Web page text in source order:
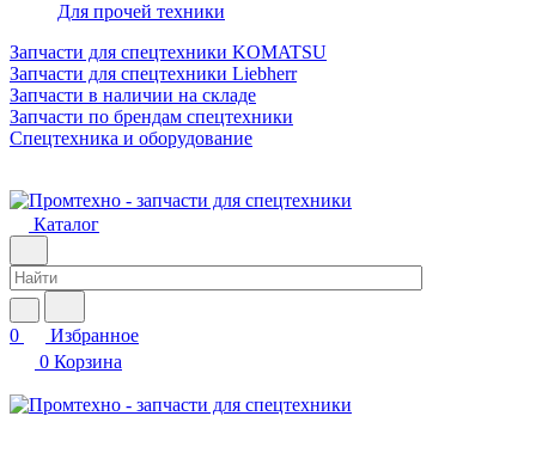
Для прочей техники
Запчасти для спецтехники KOMATSU
Запчасти для спецтехники Liebherr
Запчасти в наличии на складе
Запчасти по брендам спецтехники
Спецтехника и оборудование
Каталог
0
Избранное
0 Корзина